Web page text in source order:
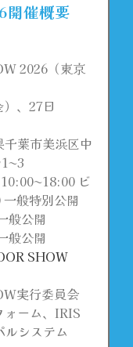
開催概要
2026（東京
、27日
葉市美浜区中
3
〜18:00 ビ
般特別公開
般公開
般公開
SHOW
実行委員会
ォーム、IRIS
システム